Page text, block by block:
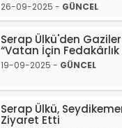
26-09-2025 - GÜNCEL
Serap Ülkü'den
“Vatan İçin
19-09-2025 - GÜNCEL
Serap Ülkü,
Ziyaret Etti